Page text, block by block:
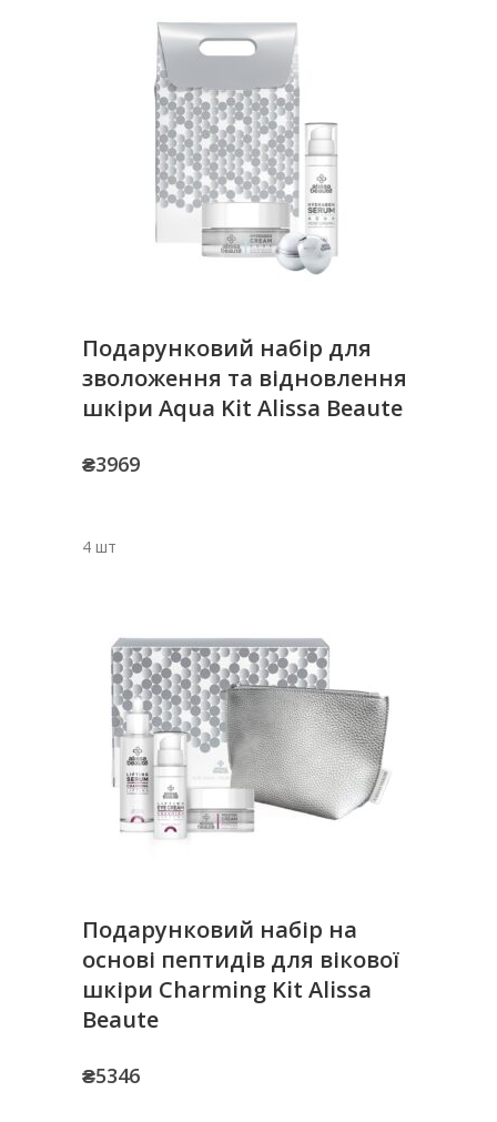
Подарунковий набір для
зволоження та відновлення
шкіри Aqua Kit Alissa Beaute
₴3969
4 шт
Подарунковий набір на
основі пептидів для вікової
шкіри Charming Kit Alissa
Beaute
₴5346